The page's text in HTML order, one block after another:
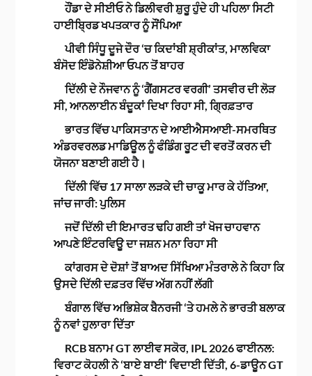
ਹੌਂਡਾ ਦੇ ਸੀਈਓ ਨੇ ਡਿਲੀਵਰੀ ਸ਼ੁਰੂ ਹੁੰਦੇ ਹੀ ਪਹਿਲਾ ਸਿਟੀ
ਹਾਈਬ੍ਰਿਡ ਖਪਤਕਾਰ ਨੂੰ ਸੌਂਪਿਆ
ਪੀਵੀ ਸਿੰਧੂ ਦੂਜੇ ਦੌਰ ‘ਚ ਕਿਦਾਂਬੀ ਸ਼੍ਰੀਕਾਂਤ, ਮਾਲਵਿਕਾ
ਬੰਸੋਦ ਇੰਡੋਨੇਸ਼ੀਆ ਓਪਨ ਤੋਂ ਬਾਹਰ
ਦਿੱਲੀ ਦੇ ਨੌਜਵਾਨ ਨੂੰ ‘ਗੈਂਗਸਟਰ ਵਰਗੀ’ ਤਸਵੀਰ ਦੀ ਲੋੜ
ਸੀ, ਆਨਲਾਈਨ ਬੰਦੂਕਾਂ ਦਿਖਾ ਰਿਹਾ ਸੀ, ਗ੍ਰਿਫ਼ਤਾਰ
ਭਾਰਤ ਵਿੱਚ ਪਾਕਿਸਤਾਨ ਦੇ ਆਈਐਸਆਈ-ਸਮਰਥਿਤ
ਅੰਡਰਵਰਲਡ ਮਾਡਿਊਲ ਨੂੰ ਫੰਡਿੰਗ ਰੂਟ ਦੀ ਵਰਤੋਂ ਕਰਨ ਦੀ
ਯੋਜਨਾ ਬਣਾਈ ਗਈ ਹੈ।
ਦਿੱਲੀ ਵਿੱਚ 17 ਸਾਲਾ ਲੜਕੇ ਦੀ ਚਾਕੂ ਮਾਰ ਕੇ ਹੱਤਿਆ,
ਜਾਂਚ ਜਾਰੀ: ਪੁਲਿਸ
ਜਦੋਂ ਦਿੱਲੀ ਦੀ ਇਮਾਰਤ ਢਹਿ ਗਈ ਤਾਂ ਖੋਜ ਚਾਹਵਾਨ
ਆਪਣੇ ਇੰਟਰਵਿਊ ਦਾ ਜਸ਼ਨ ਮਨਾ ਰਿਹਾ ਸੀ
ਕਾਂਗਰਸ ਦੇ ਦੋਸ਼ਾਂ ਤੋਂ ਬਾਅਦ ਸਿੱਖਿਆ ਮੰਤਰਾਲੇ ਨੇ ਕਿਹਾ ਕਿ
ਉਸਦੇ ਦਿੱਲੀ ਦਫ਼ਤਰ ਵਿੱਚ ਅੱਗ ਨਹੀਂ ਲੱਗੀ
ਬੰਗਾਲ ਵਿੱਚ ਅਭਿਸ਼ੇਕ ਬੈਨਰਜੀ ‘ਤੇ ਹਮਲੇ ਨੇ ਭਾਰਤੀ ਬਲਾਕ
ਨੂੰ ਨਵਾਂ ਹੁਲਾਰਾ ਦਿੱਤਾ
RCB ਬਨਾਮ GT ਲਾਈਵ ਸਕੋਰ, IPL 2026 ਫਾਈਨਲ:
ਵਿਰਾਟ ਕੋਹਲੀ ਨੇ ‘ਬਾਏ ਬਾਈ’ ਵਿਦਾਈ ਦਿੱਤੀ, 6-ਡਾਊਨ GT